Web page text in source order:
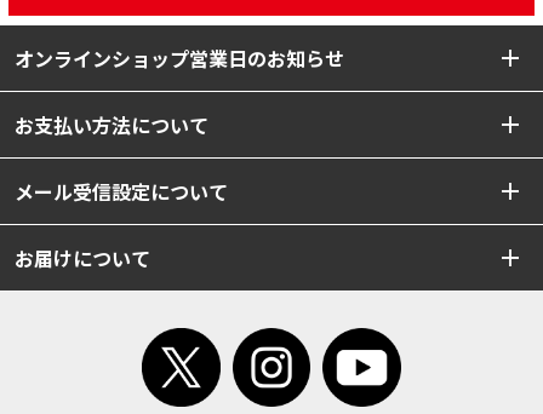
オンラインショップ営業日のお知らせ
お支払い方法について
メール受信設定について
お届けについて